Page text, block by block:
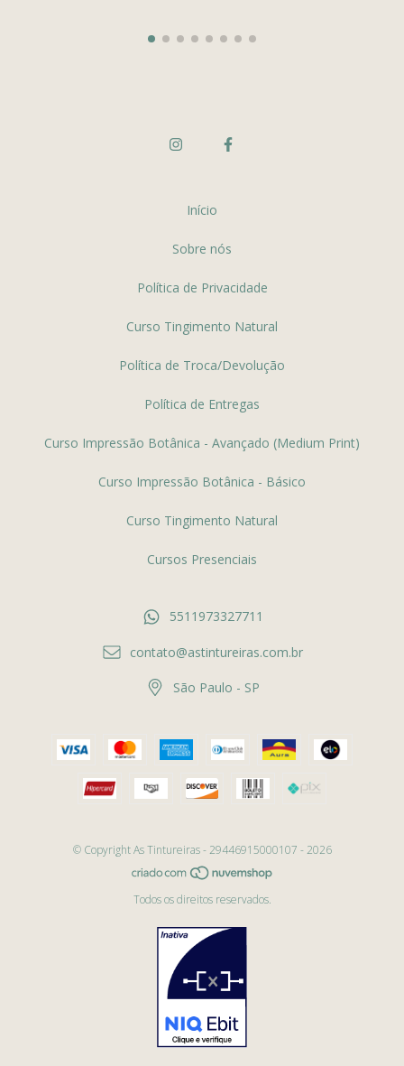
Início
Sobre nós
Política de Privacidade
Curso Tingimento Natural
Política de Troca/Devolução
Política de Entregas
Curso Impressão Botânica - Avançado (Medium Print)
Curso Impressão Botânica - Básico
Curso Tingimento Natural
Cursos Presenciais
5511973327711
contato@astintureiras.com.br
São Paulo - SP
© Copyright As Tintureiras - 29446915000107 - 2026
Todos os direitos reservados.